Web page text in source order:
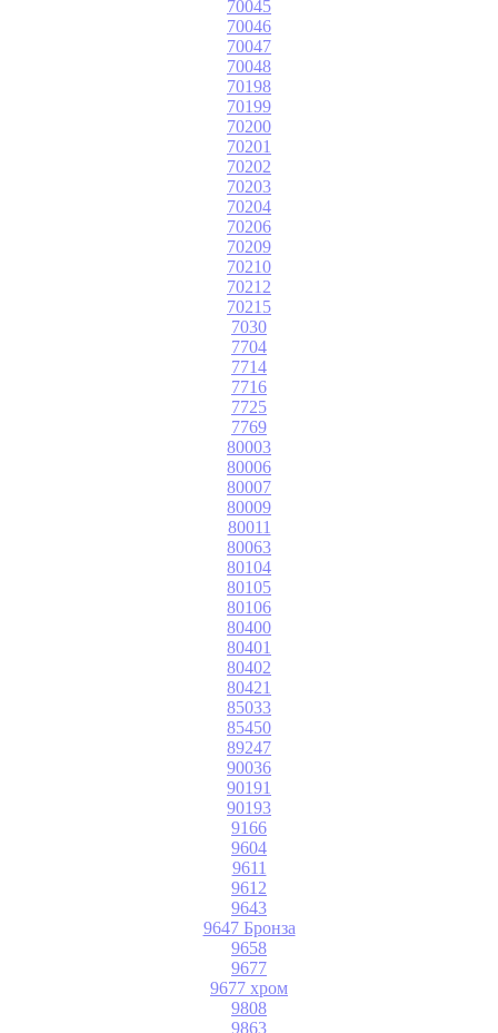
70045
70046
70047
70048
70198
70199
70200
70201
70202
70203
70204
70206
70209
70210
70212
70215
7030
7704
7714
7716
7725
7769
80003
80006
80007
80009
80011
80063
80104
80105
80106
80400
80401
80402
80421
85033
85450
89247
90036
90191
90193
9166
9604
9611
9612
9643
9647 Бронза
9658
9677
9677 хром
9808
9863